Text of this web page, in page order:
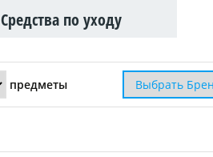
Средства по уходу
предметы